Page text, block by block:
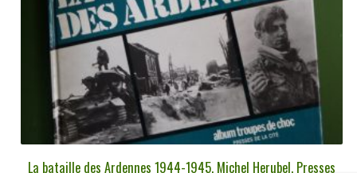
La bataille des Ardennes 1944-1945, Michel Herubel, Presses